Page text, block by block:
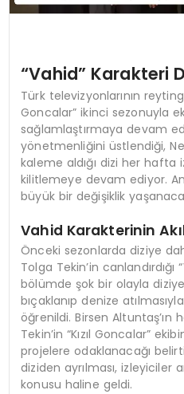
“Vahid” Karakteri
Türk televizyonlarının
Goncalar” ikinci sezonuyla
sağlamlaştırmaya devam
yönetmenliğini üstlendiği,
kaleme aldığı dizi her hafta
kilitlemeye devam ediyor.
büyük bir değişiklik
Vahid Karakterinin
Önceki sezonlarda diziye
Tolga Tekin’in canlandırdığı
bölümde şok bir olayla
bıçaklanıp denize
öğrenildi. Birsen Altuntaş’ın
Tekin’in “Kızıl Goncalar”
projelere odaklanacağı
diziden ayrılması, izleyiciler
konusu haline geldi.